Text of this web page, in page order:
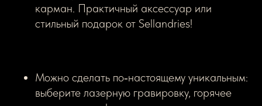
карман. Практичный аксессуар или
стильный подарок от Sellandries!
Можно сделать по‑настоящему уникальным:
выберите лазерную гравировку, горячее